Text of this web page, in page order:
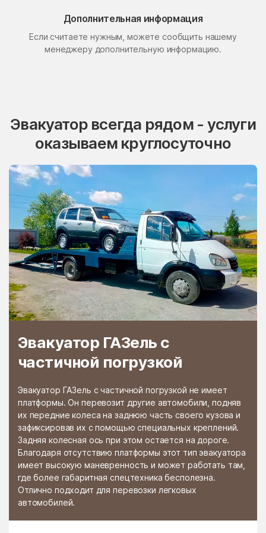
Дополнительная информация
Если считаете нужным, можете сообщить нашему
менеджеру дополнительную информацию.
Эвакуатор всегда рядом - услуги
оказываем круглосуточно
Эвакуатор ГАЗель с
частичной погрузкой
Эвакуатор ГАЗель с частичной погрузкой не имеет
платформы. Он перевозит другие автомобили, подняв
их передние колеса на заднюю часть своего кузова и
зафиксировав их с помощью специальных креплений.
Задняя колесная ось при этом остается на дороге.
Благодаря отсутствию платформы этот тип эвакуатора
имеет высокую маневренность и может работать там,
где более габаритная спецтехника бесполезна.
Отлично подходит для перевозки легковых
автомобилей.
Поселок Свиблово Поселок Сосновка
посёлок станции
Бронницы
Поселок Терехово
Пролетарский Протвино
Пуршево Путилково
Пушкино
Пышлицы
Радужный Радумля
Развилка Район Аэропорт
Раменки Раменское
Раменской
агрохимстанции РАОС
Растуново
Ратчино Рахманово
Реутово Речицы
Решетниково Решоткино
Ржавки Рогачёво
Роговское Поселение Родники
Рождествено Ромашково
Рошаль Руза
Румянцево Рыбное
Рыболово Рылеево